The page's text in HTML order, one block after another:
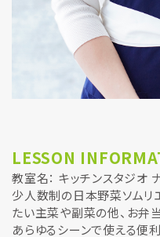
LESSON
教室名： キッチンスタジオ
少人数制の日本野菜ソムリ
たい主菜や副菜の他、お弁
あらゆるシーンで使える便